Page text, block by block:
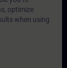
optimize
when using